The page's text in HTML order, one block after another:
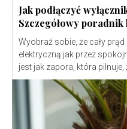
Jak podłączyć
Szczegółowy
Wyobraź sobie, że cały
elektryczną jak przez
jest jak zapora, która pilnuje,